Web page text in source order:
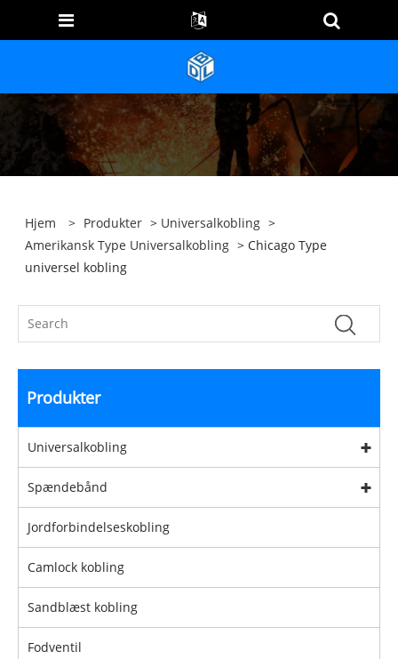
Hjem > Produkter > Universalkobling >
Amerikansk Type Universalkobling > Chicago Type
universel kobling
Produkter
Universalkobling
Spændebånd
Jordforbindelseskobling
Camlock kobling
Sandblæst kobling
Fodventil